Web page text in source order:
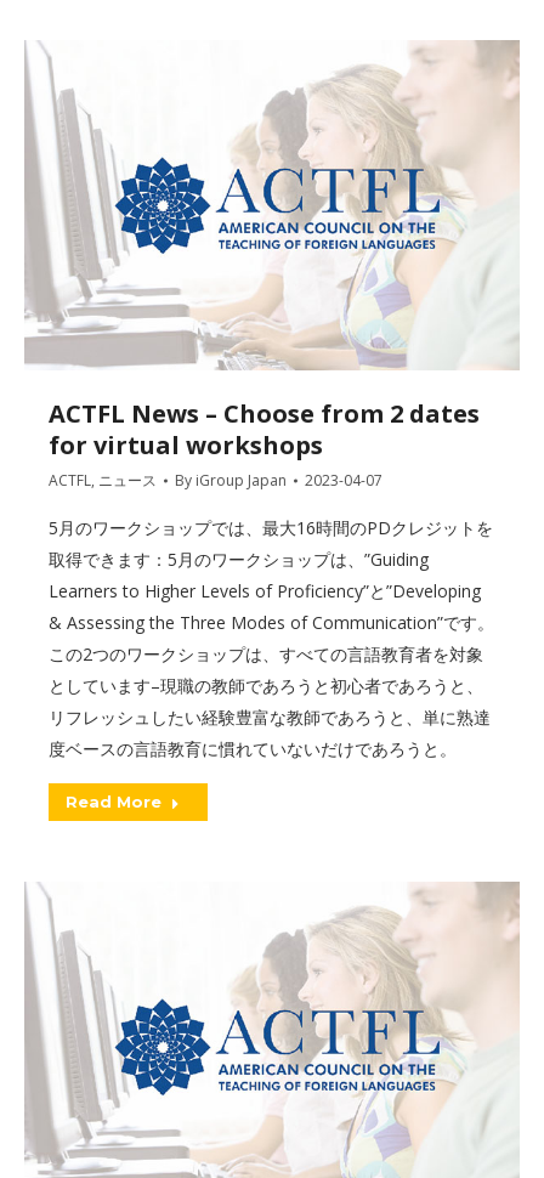
ACTFL News – Choose from 2 dates
for virtual workshops
ACTFL, ニュース By iGroup Japan 2023-04-07
5月のワークショップでは、最大16時間のPDクレジットを
取得できます：5月のワークショップは、”Guiding
Learners to Higher Levels of Proficiency”と”Developing
& Assessing the Three Modes of Communication”です。
この2つのワークショップは、すべての言語教育者を対象
としています–現職の教師であろうと初心者であろうと、
リフレッシュしたい経験豊富な教師であろうと、単に熟達
度ベースの言語教育に慣れていないだけであろうと。
Read More